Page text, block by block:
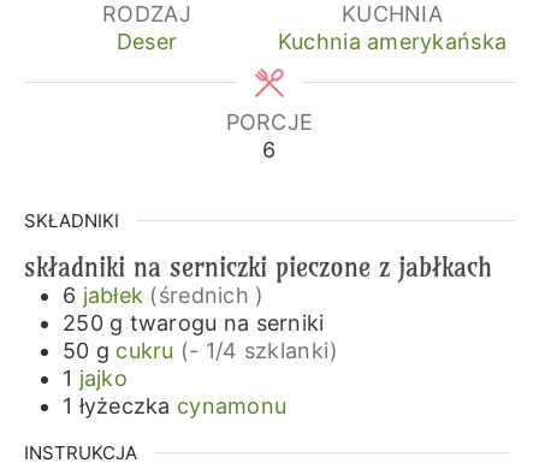
RODZAJ
Deser
KUCHNIA
Kuchnia amerykańska
PORCJE
6
SKŁADNIKI
składniki na serniczki pieczone z jabłkach
6 jabłek (średnich )
250 g twarogu na serniki
50 g cukru (- 1/4 szklanki)
1 jajko
1 łyżeczka cynamonu
INSTRUKCJA